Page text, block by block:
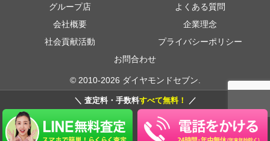
グループ店
よくある質問
会社概要
企業理念
社会貢献活動
プライバシーポリシー
お問合わせ
© 2010-2026 ダイヤモンドセブン.
＼ 査定料・手数料すべて無料！ ／